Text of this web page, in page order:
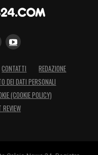
CONTATTI
REDAZIONE
DEI DATI PERSONALI
(COOKIE POLICY)